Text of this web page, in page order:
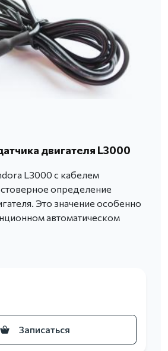
двигателя L3000
L3000 с кабелем
определение
Это значение особенно
автоматическом
Записаться